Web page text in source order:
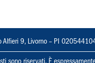
Alfieri 9, Livorno – PI
sono riservati. È